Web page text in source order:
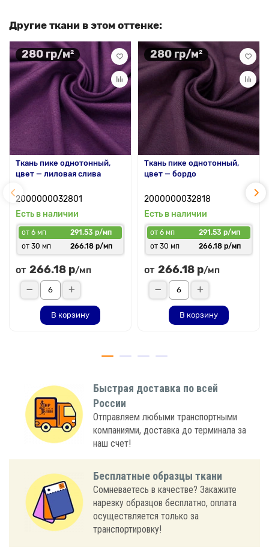
Другие ткани в этом оттенке:
280 гр/м²
Ткань пике однотонный,
цвет — лиловая слива
2000000032801
Есть в наличии
от 6 мп
291.53 р/мп
от 30 мп
266.18 р/мп
от 266.18 р/мп
В корзину
280 гр/м²
Ткань пике однотонный,
цвет — бордо
2000000032818
Есть в наличии
от 6 мп
291.53 р/мп
от 30 мп
266.18 р/мп
от 266.18 р/мп
В корзину
Быстрая доставка по всей
России
Отправляем любыми транспортными
компаниями, доставка до терминала за
наш счет!
Бесплатные образцы ткани
Сомневаетесь в качестве? Закажите
нарезку образцов бесплатно, оплата
осуществляется только за
транспортировку!